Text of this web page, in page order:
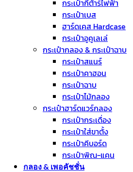
กระเป๋ากีต้าร์ไฟฟ้า
กระเป๋าเบส
ฮาร์ดเคส Hardcase
กระเป๋าอูคูเลเล่
กระเป๋ากลอง & กระเป๋าฉาบ
กระเป๋าสแนร์
กระเป๋าคาฮอน
กระเป๋าฉาบ
กระเป๋าไม้กลอง
กระเป๋าฮาร์ดแวร์กลอง
กระเป๋ากระเดื่อง
กระเป๋าใส่ขาตั้ง
กระเป๋าคีบอร์ด
กระเป๋าพิณ-แคน
กลอง & เพอคัชชั่น